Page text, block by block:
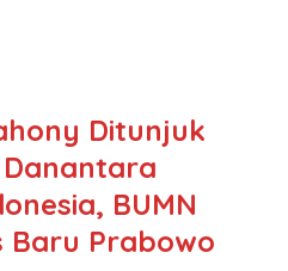
Ditunjuk
BUMN
Baru Prabowo